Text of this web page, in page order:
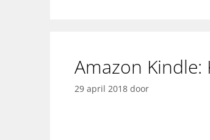
Amazon
29 april 2018 door